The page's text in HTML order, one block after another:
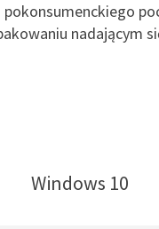
nadającym
Windows 10